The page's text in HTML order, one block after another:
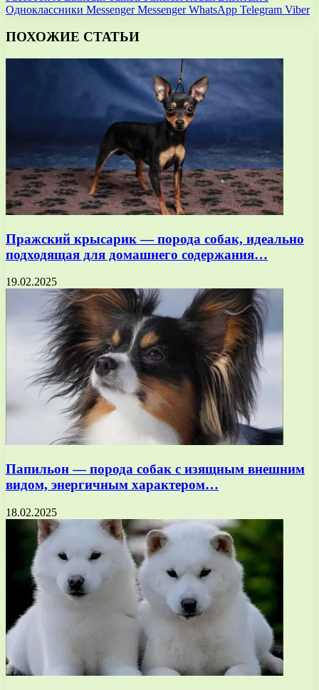
Одноклассники Messenger Messenger WhatsApp Telegram Viber
ПОХОЖИЕ СТАТЬИ
Пражский крысарик — порода собак, идеально
подходящая для домашнего содержания…
19.02.2025
Папильон — порода собак с изящным внешним
видом, энергичным характером…
18.02.2025